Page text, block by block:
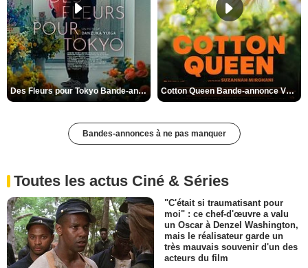
Des Fleurs pour Tokyo Bande-annonce VO STFR Cotton Queen Bande-annonce VO STFR
Bandes-annonces à ne pas manquer
Toutes les actus Ciné & Séries
"C'était si traumatisant pour
moi" : ce chef-d'œuvre a valu
un Oscar à Denzel Washington,
mais le réalisateur garde un
très mauvais souvenir d'un des
acteurs du film